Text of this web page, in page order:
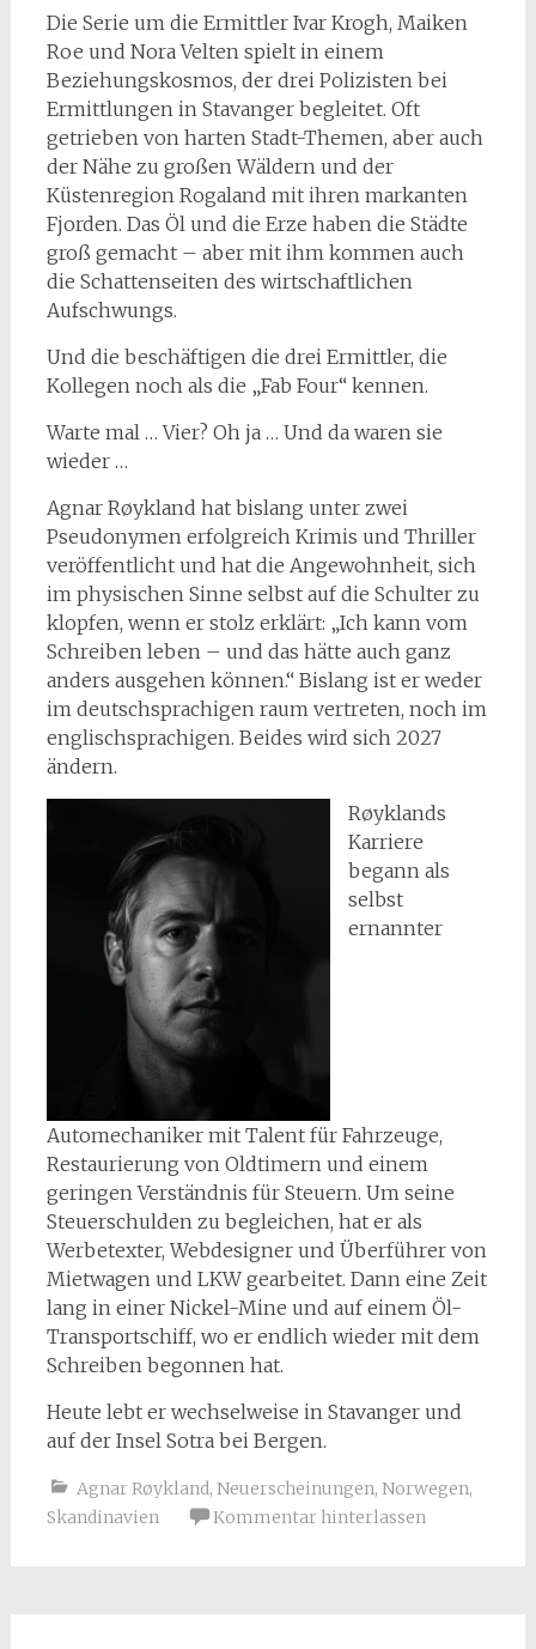
Die Serie um die Ermittler Ivar Krogh, Maiken
Roe und Nora Velten spielt in einem
Beziehungskosmos, der drei Polizisten bei
Ermittlungen in Stavanger begleitet. Oft
getrieben von harten Stadt-Themen, aber auch
der Nähe zu großen Wäldern und der
Küstenregion Rogaland mit ihren markanten
Fjorden. Das Öl und die Erze haben die Städte
groß gemacht – aber mit ihm kommen auch
die Schattenseiten des wirtschaftlichen
Aufschwungs.
Und die beschäftigen die drei Ermittler, die
Kollegen noch als die „Fab Four“ kennen.
Warte mal … Vier? Oh ja … Und da waren sie
wieder …
Agnar Røykland hat bislang unter zwei
Pseudonymen erfolgreich Krimis und Thriller
veröffentlicht und hat die Angewohnheit, sich
im physischen Sinne selbst auf die Schulter zu
klopfen, wenn er stolz erklärt: „Ich kann vom
Schreiben leben – und das hätte auch ganz
anders ausgehen können.“ Bislang ist er weder
im deutschsprachigen raum vertreten, noch im
englischsprachigen. Beides wird sich 2027
ändern.
Røyklands
Karriere
begann als
selbst
ernannter
Automechaniker mit Talent für Fahrzeuge,
Restaurierung von Oldtimern und einem
geringen Verständnis für Steuern. Um seine
Steuerschulden zu begleichen, hat er als
Werbetexter, Webdesigner und Überführer von
Mietwagen und LKW gearbeitet. Dann eine Zeit
lang in einer Nickel-Mine und auf einem Öl-
Transportschiff, wo er endlich wieder mit dem
Schreiben begonnen hat.
Heute lebt er wechselweise in Stavanger und
auf der Insel Sotra bei Bergen.
Agnar Røykland, Neuerscheinungen, Norwegen,
Skandinavien
Kommentar hinterlassen